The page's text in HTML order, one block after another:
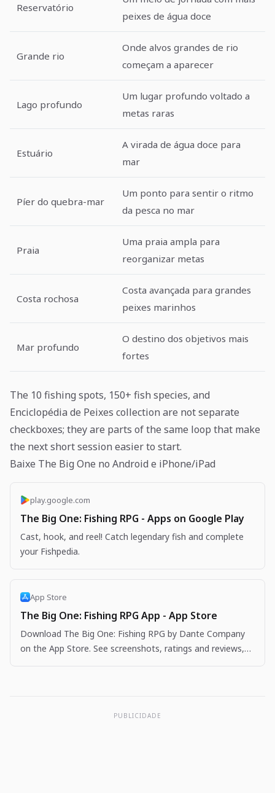
Reservatório
peixes de água doce
Grande rio
Onde alvos grandes de rio
começam a aparecer
Lago profundo
Um lugar profundo voltado a
metas raras
Estuário
A virada de água doce para
mar
Píer do quebra-mar
Um ponto para sentir o ritmo
da pesca no mar
Praia
Uma praia ampla para
reorganizar metas
Costa rochosa
Costa avançada para grandes
peixes marinhos
Mar profundo
O destino dos objetivos mais
fortes
The 10 fishing spots, 150+ fish species, and
Enciclopédia de Peixes collection are not separate
checkboxes; they are parts of the same loop that make
the next short session easier to start.
Baixe The Big One no Android e iPhone/iPad
play.google.com
The Big One: Fishing RPG - Apps on Google Play
Cast, hook, and reel! Catch legendary fish and complete
your Fishpedia.
App Store
The Big One: Fishing RPG App - App Store
Download The Big One: Fishing RPG by Dante Company
on the App Store. See screenshots, ratings and reviews,
PUBLICIDADE